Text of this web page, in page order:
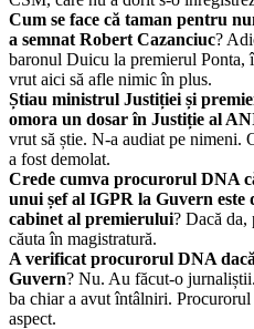
Cum se face că taman pentru
a semnat Robert Cazanciuc?
baronul Duicu la premierul
vrut aici să afle nimic în plus.
Știau ministrul Justiției și
omora un dosar în Justiție al
vrut să știe. N-a audiat pe nimeni.
a fost demolat.
Crede cumva procurorul DNA
unui șef al IGPR la Guvern este
cabinet al premierului? Dacă
căuta în magistratură.
A verificat procurorul DNA
Guvern? Nu. Au făcut-o
ba chiar a avut întâlniri.
aspect.